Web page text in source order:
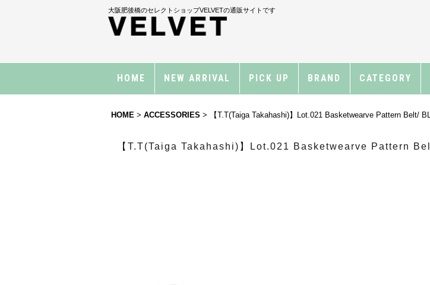
大阪肥後橋のセレクトショップVELVETの通販サイトです
HOME NEW ARRIVAL PICK UP BRAND CATEGORY
HOME > ACCESSORIES > 【T.T(Taiga Takahashi)】Lot.021 Basketwearve Pattern Belt/
【T.T(Taiga Takahashi)】Lot.021 Basketwearve Pattern